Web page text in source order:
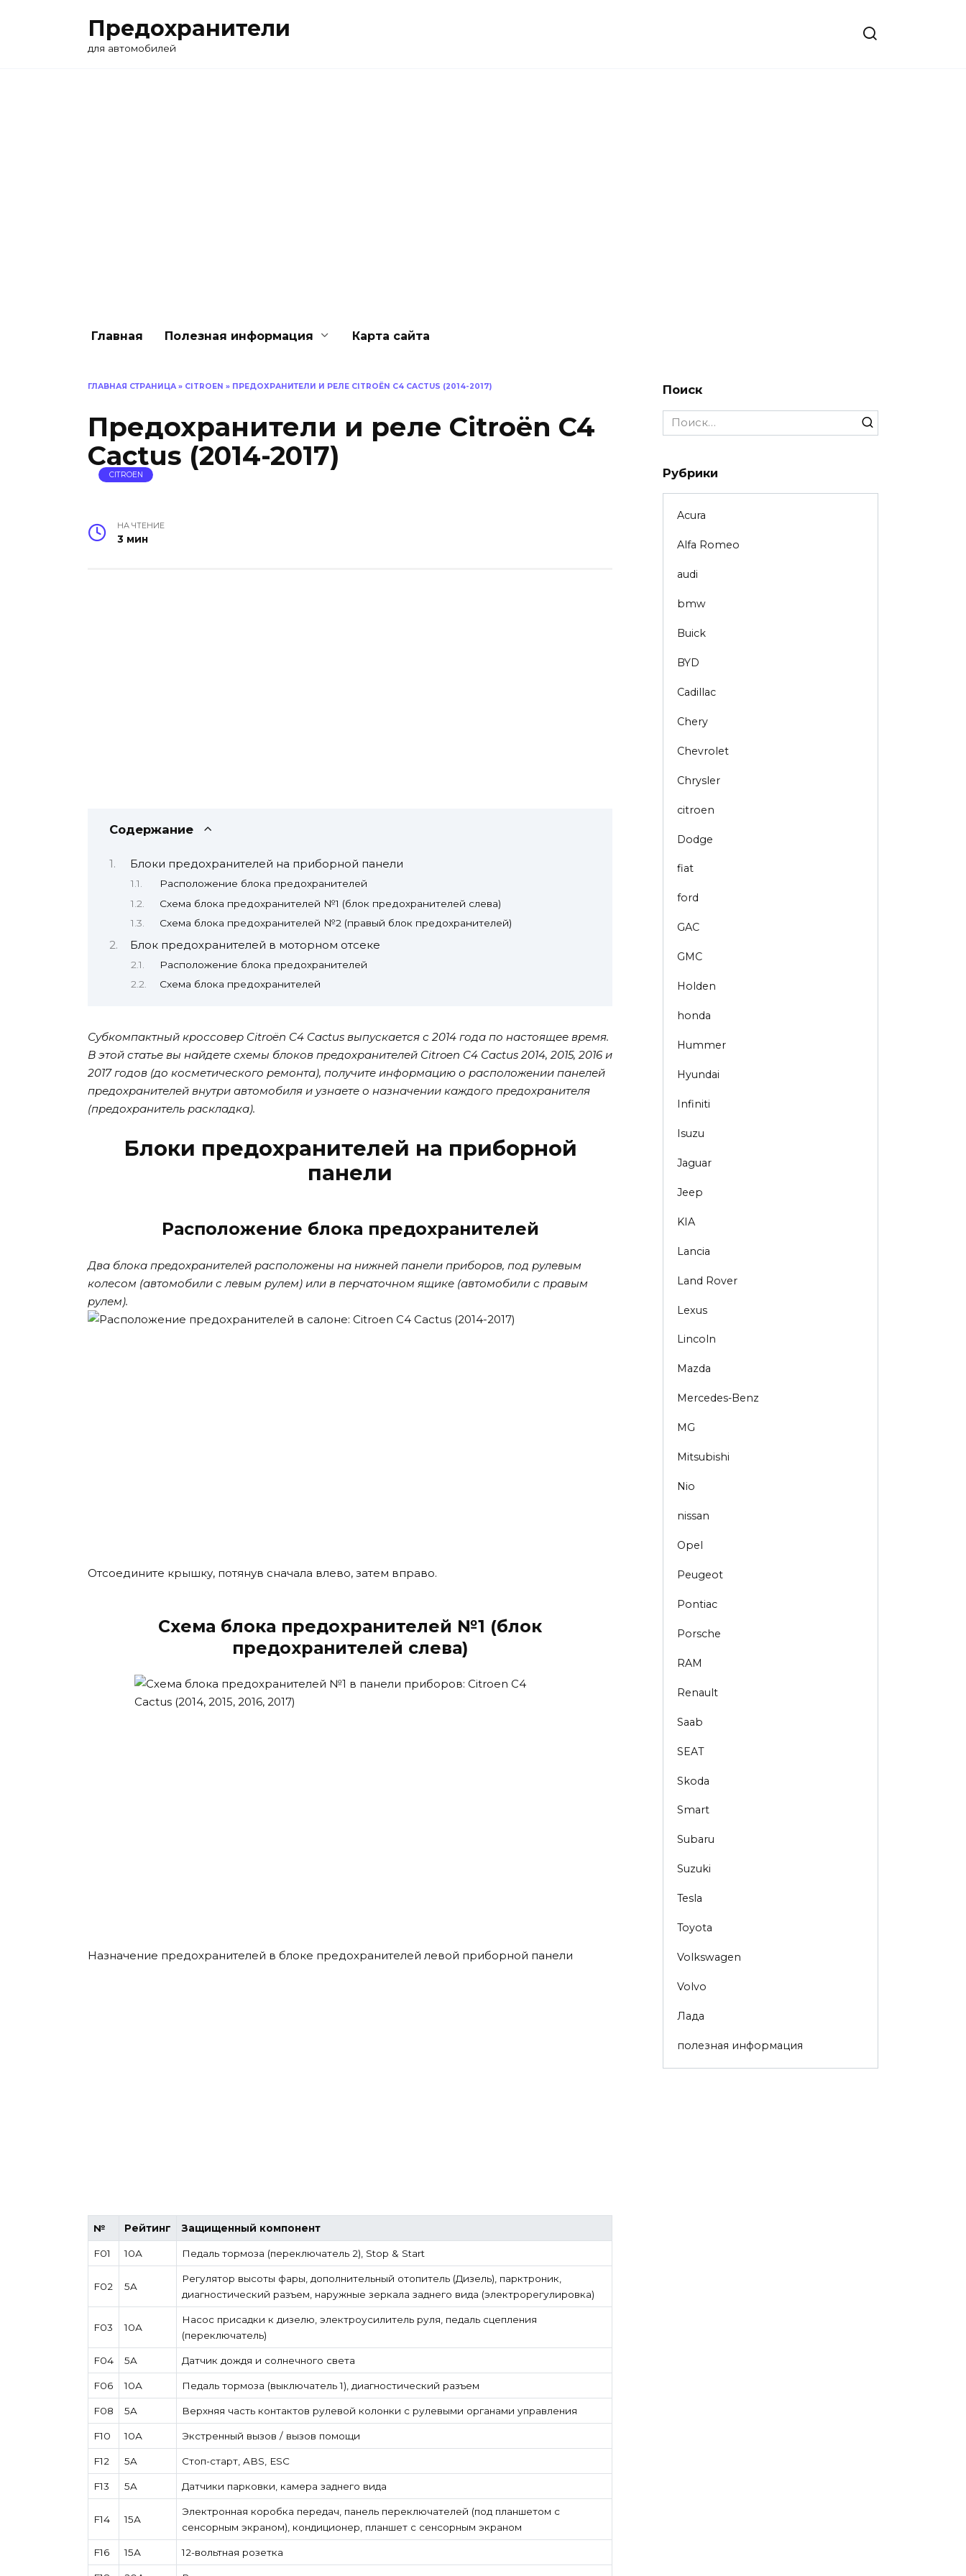
Предохранители
для автомобилей
Главная Полезная информация Карта сайта
ГЛАВНАЯ СТРАНИЦА » CITROEN » ПРЕДОХРАНИТЕЛИ И РЕЛЕ CITROËN C4 CACTUS (2014-2017)
Предохранители и реле Citroën C4
Cactus (2014-2017)
CITROEN
НА ЧТЕНИЕ
3 мин
Содержание
Блоки предохранителей на приборной панели
Расположение блока предохранителей
Схема блока предохранителей №1 (блок предохранителей слева)
Схема блока предохранителей №2 (правый блок предохранителей)
Блок предохранителей в моторном отсеке
Расположение блока предохранителей
Схема блока предохранителей
Субкомпактный кроссовер Citroën C4 Cactus выпускается с 2014 года по настоящее время.
В этой статье вы найдете схемы блоков предохранителей Citroen C4 Cactus 2014, 2015, 2016 и
2017 годов (до косметического ремонта), получите информацию о расположении панелей
предохранителей внутри автомобиля и узнаете о назначении каждого предохранителя
(предохранитель раскладка).
Блоки предохранителей на приборной
панели
Расположение блока предохранителей
Два блока предохранителей расположены на нижней панели приборов, под рулевым
колесом (автомобили с левым рулем) или в перчаточном ящике (автомобили с правым
рулем).
Отсоедините крышку, потянув сначала влево, затем вправо.
Схема блока предохранителей №1 (блок
предохранителей слева)
Назначение предохранителей в блоке предохранителей левой приборной панели
№ Рейтинг Защищенный компонент
F01 10А Педаль тормоза (переключатель 2), Stop & Start
F02 5A
Регулятор высоты фары, дополнительный отопитель (Дизель), парктроник,
диагностический разъем, наружные зеркала заднего вида (электрорегулировка)
F03 10А
Насос присадки к дизелю, электроусилитель руля, педаль сцепления
(переключатель)
F04 5A Датчик дождя и солнечного света
F06 10А Педаль тормоза (выключатель 1), диагностический разъем
F08 5A Верхняя часть контактов рулевой колонки с рулевыми органами управления
F10 10А Экстренный вызов / вызов помощи
F12 5A Стоп-старт, ABS, ESC
F13 5A Датчики парковки, камера заднего вида
F14 15А
Электронная коробка передач, панель переключателей (под планшетом с
сенсорным экраном), кондиционер, планшет с сенсорным экраном
F16 15А 12-вольтная розетка
Поиск
Search
for:
Рубрики
Acura
Alfa Romeo
audi
bmw
Buick
BYD
Cadillac
Chery
Chevrolet
Chrysler
citroen
Dodge
fiat
ford
GAC
GMC
Holden
honda
Hummer
Hyundai
Infiniti
Isuzu
Jaguar
Jeep
KIA
Lancia
Land Rover
Lexus
Lincoln
Mazda
Mercedes-Benz
MG
Mitsubishi
Nio
nissan
Opel
Peugeot
Pontiac
Porsche
RAM
Renault
Saab
SEAT
Skoda
Smart
Subaru
Suzuki
Tesla
Toyota
Volkswagen
Volvo
Лада
полезная информация